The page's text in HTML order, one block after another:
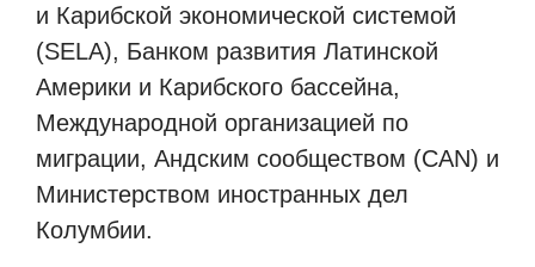
и Карибской экономической системой
(SELA), Банком развития Латинской
Америки и Карибского бассейна,
Международной организацией по
миграции, Андским сообществом (CAN) и
Министерством иностранных дел
Колумбии.